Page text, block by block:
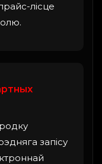
лісце
запісу